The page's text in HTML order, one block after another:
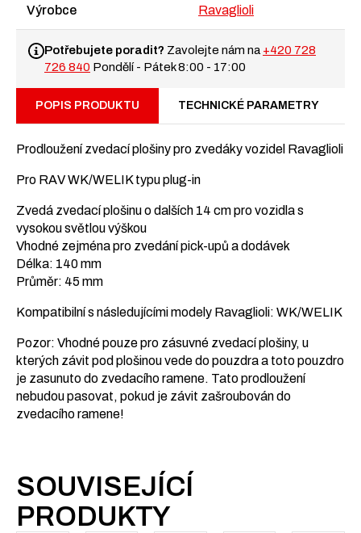
WK/WELIK
140
mm
množství
Výrobce Ravaglioli
Potřebujete poradit? Zavolejte nám na +420 728
726 840 Pondělí - Pátek 8:00 - 17:00
POPIS PRODUKTU TECHNICKÉ PARAMETRY
Prodloužení zvedací plošiny pro zvedáky vozidel Ravaglioli
Pro RAV WK/WELIK typu plug-in
Zvedá zvedací plošinu o dalších 14 cm pro vozidla s
vysokou světlou výškou
Vhodné zejména pro zvedání pick-upů a dodávek
Délka: 140 mm
Průměr: 45 mm
Kompatibilní s následujícími modely Ravaglioli: WK/WELIK
Pozor: Vhodné pouze pro zásuvné zvedací plošiny, u
kterých závit pod plošinou vede do pouzdra a toto pouzdro
je zasunuto do zvedacího ramene. Tato prodloužení
nebudou pasovat, pokud je závit zašroubován do
zvedacího ramene!
SOUVISEJÍCÍ
PRODUKTY